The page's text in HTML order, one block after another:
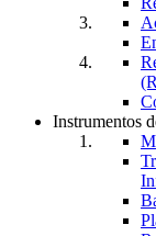
Instrumentos